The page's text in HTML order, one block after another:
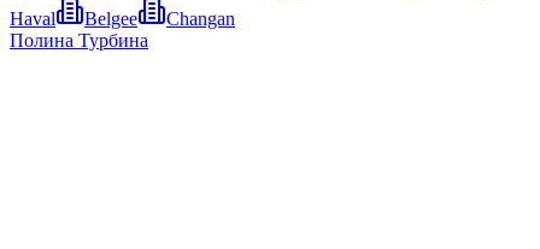
Haval
Belgee
Changan
Полина Турбина